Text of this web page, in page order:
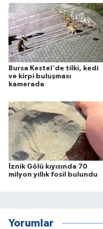
Bursa Kestel'de tilki, kedi
ve kirpi buluşması
kamerada
İznik Gölü kıyısında 70
milyon yıllık fosil bulundu
Yorumlar